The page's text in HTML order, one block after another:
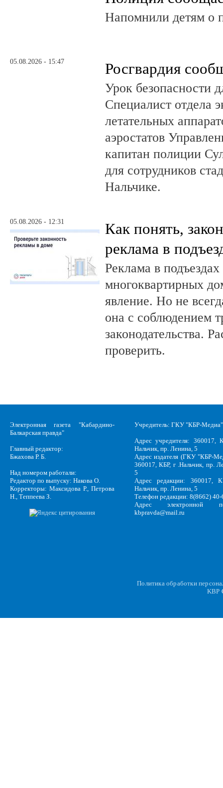
Напомнили детям о
05.08.2026 - 15:47 Росгвардия
Урок безопасности
Специалист отдела
летательных
аэростатов
капитан полиции
для сотрудников
Нальчике.
05.08.2026 - 12:31
Как понять,
реклама в
Реклама в
многоквартирных
явление. Но не
она с соблюдением
законодательства.
проверить.
Электронная газета "Кабардино-
Балкарская правда"
Главный редактор:
Бжахова Р. Б.
Над номером работали:
Редактор по выпуску: Накова О.
Корректоры: Максидова Р., Петрова
Н., Теппеева З.
Учредитель: ГКУ "КБР-Медиа"
Адрес учредителя: 360017,
Нальчик, пр. Ленина, 5
Адрес издателя (ГКУ "КБР-
360017, КБР, г .Нальчик, пр.
5
Адрес редакции: 360017,
Нальчик, пр. Ленина, 5
Телефон редакции: 8(8662)
Адрес электронной
kbpravda@mail.ru
Политика обработки
KBP